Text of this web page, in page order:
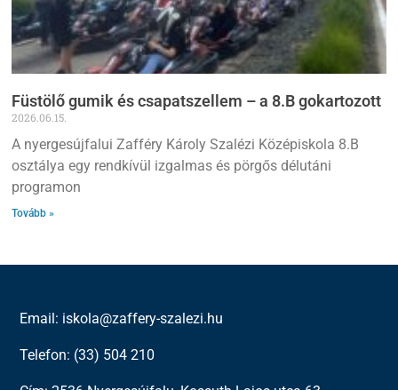
Füstölő gumik és csapatszellem – a 8.B gokartozott
2026.06.15.
A nyergesújfalui Zafféry Károly Szalézi Középiskola 8.B
osztálya egy rendkívül izgalmas és pörgős délutáni
programon
Tovább »
Email: iskola@zaffery-szalezi.hu
Telefon: (33) 504 210